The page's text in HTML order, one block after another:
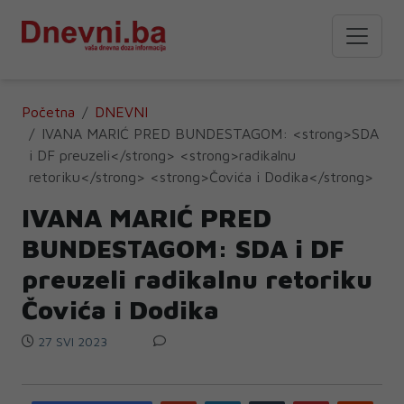
Početna
DNEVNI
IVANA MARIĆ PRED BUNDESTAGOM: <strong>SDA
i DF preuzeli</strong> <strong>radikalnu
retoriku</strong> <strong>Čovića i Dodika</strong>
IVANA MARIĆ PRED
BUNDESTAGOM: SDA i DF
preuzeli radikalnu retoriku
Čovića i Dodika
27 SVI 2023